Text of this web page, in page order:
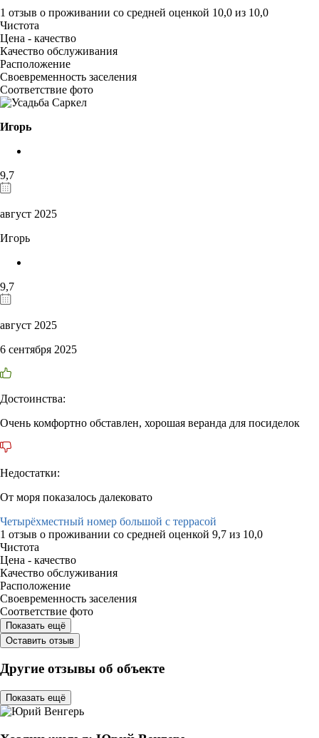
1 отзыв о проживании со средней оценкой 10,0 из 10,0
Чистота
Цена - качество
Качество обслуживания
Расположение
Своевременность заселения
Соответствие фото
Игорь
9,7
август 2025
Игорь
9,7
август 2025
6 сентября 2025
Достоинства:
Очень комфортно обставлен, хорошая веранда для посиделок
Недостатки:
От моря показалось далековато
Четырёхместный номер большой с террасой
1 отзыв о проживании со средней оценкой 9,7 из 10,0
Чистота
Цена - качество
Качество обслуживания
Расположение
Своевременность заселения
Соответствие фото
Показать ещё
Оставить отзыв
Другие отзывы об объекте
Показать ещё